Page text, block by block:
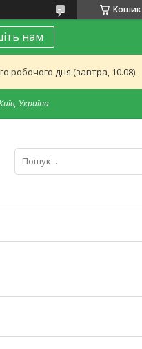
Кошик
нам
робочого дня (завтра, 10.08).
Україна